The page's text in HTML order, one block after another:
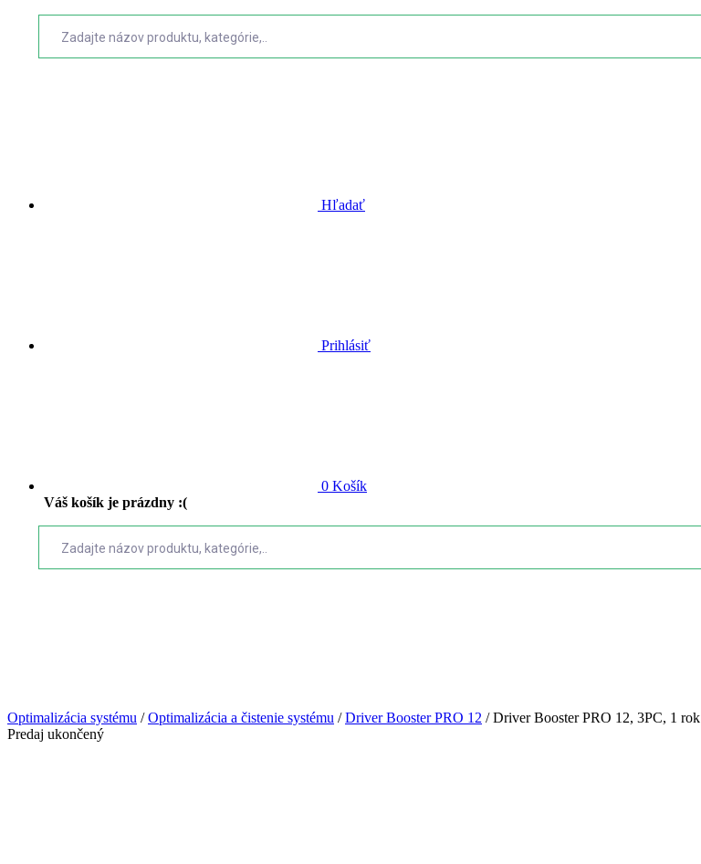
Hľadať
Prihlásiť
0 Košík
Váš košík je prázdny :(
Optimalizácia systému /Optimalizácia a čistenie systému /Driver Booster PRO 12 /Driver Booster PRO 12, 3PC, 1 rok
Predaj ukončený